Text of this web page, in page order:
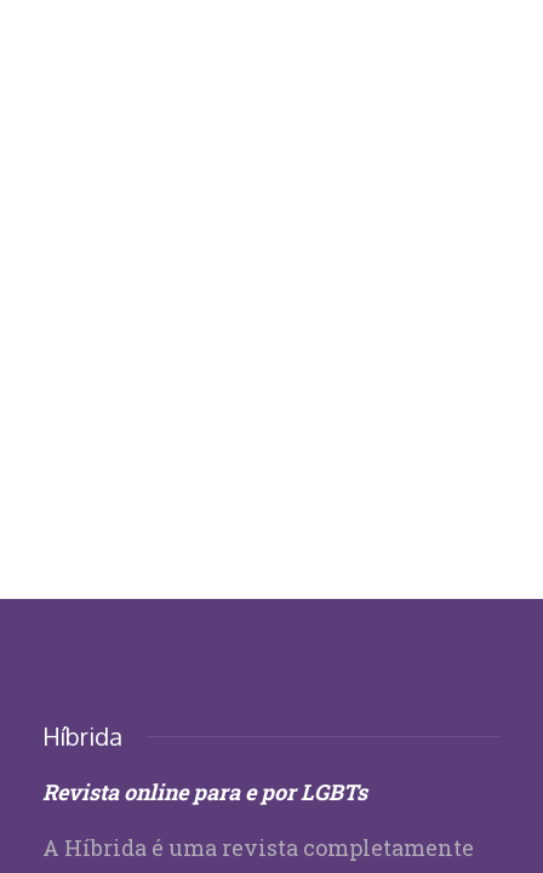
Híbrida
Revista online para e por LGBTs
A Híbrida é uma revista completamente